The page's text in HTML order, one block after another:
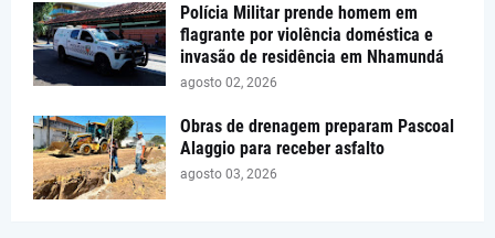
Polícia Militar prende homem em
flagrante por violência doméstica e
invasão de residência em Nhamundá
agosto 02, 2026
Obras de drenagem preparam Pascoal
Alaggio para receber asfalto
agosto 03, 2026